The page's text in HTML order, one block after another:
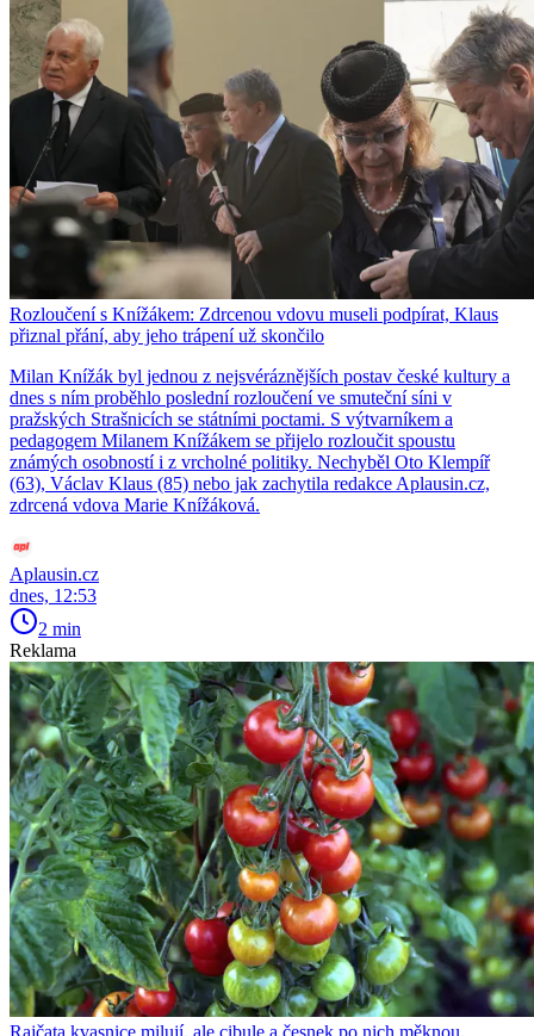
Rozloučení s Knížákem: Zdrcenou vdovu museli podpírat, Klaus
přiznal přání, aby jeho trápení už skončilo
Milan Knížák byl jednou z nejsvéráznějších postav české kultury a
dnes s ním proběhlo poslední rozloučení ve smuteční síni v
pražských Strašnicích se státními poctami. S výtvarníkem a
pedagogem Milanem Knížákem se přijelo rozloučit spoustu
známých osobností i z vrcholné politiky. Nechyběl Oto Klempíř
(63), Václav Klaus (85) nebo jak zachytila redakce Aplausin.cz,
zdrcená vdova Marie Knížáková.
Aplausin.cz
dnes, 12:53
2 min
Reklama